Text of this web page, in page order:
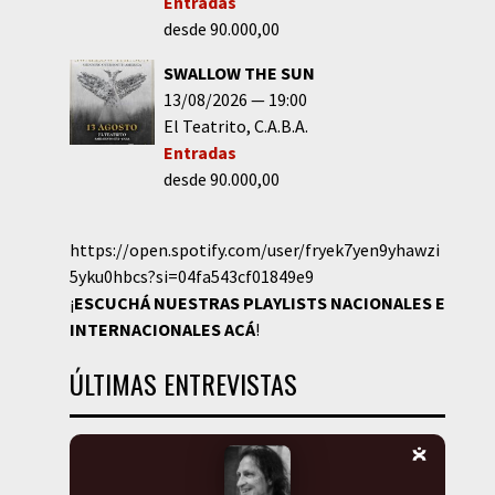
desde 90.000,00
SWALLOW THE SUN
13/08/2026
19:00
El Teatrito C.A.B.A.
Entradas
desde 90.000,00
https://open.spotify.com/user/fryek7yen9yhawzi
5yku0hbcs?si=04fa543cf01849e9
¡ESCUCHÁ NUESTRAS PLAYLISTS NACIONALES E
INTERNACIONALESACÁ!
ÚLTIMAS ENTREVISTAS